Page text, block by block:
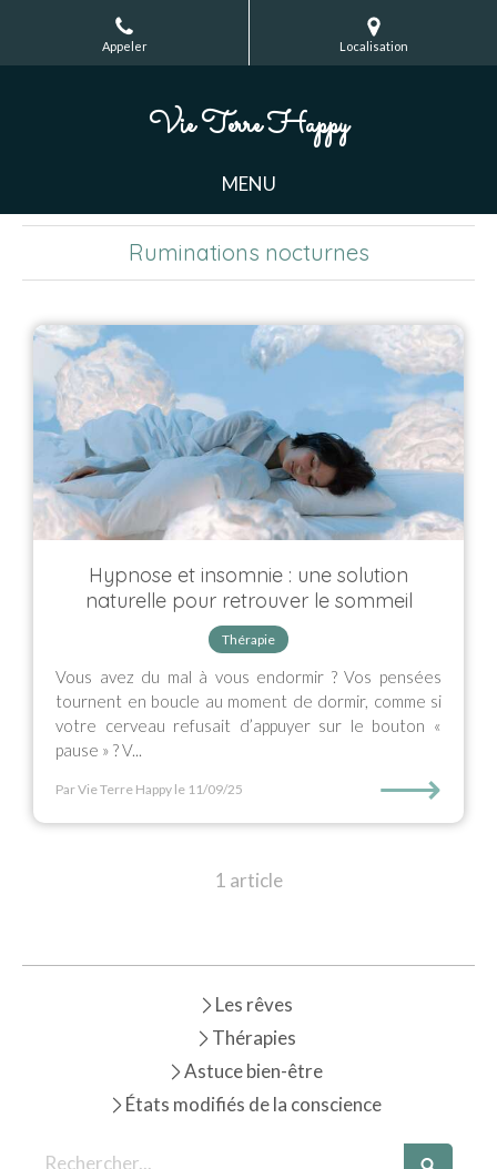
Appeler Localisation
Vie Terre Happy
MENU
Ruminations nocturnes
Hypnose et insomnie : une solution
naturelle pour retrouver le sommeil
Thérapie
Vous avez du mal à vous endormir ? Vos pensées
tournent en boucle au moment de dormir, comme si
votre cerveau refusait d’appuyer sur le bouton «
pause » ? V...
Par Vie Terre Happy le 11/09/25 ⟶
1 article
Les rêves
Thérapies
Astuce bien-être
États modifiés de la conscience
Rechercher